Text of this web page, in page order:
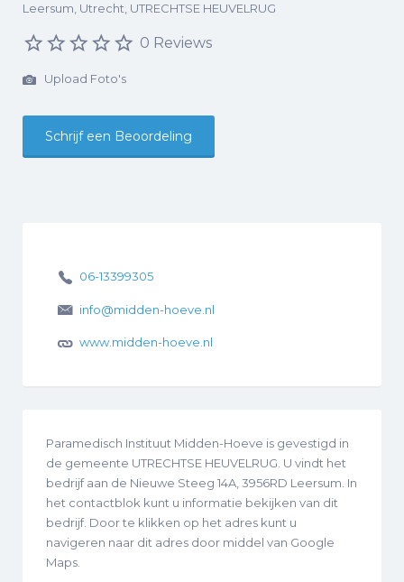
Leersum, Utrecht, UTRECHTSE HEUVELRUG
0 Reviews
Upload Foto's
Schrijf een Beoordeling
06-13399305
info@midden-hoeve.nl
www.midden-hoeve.nl
Paramedisch Instituut Midden-Hoeve is gevestigd in
de gemeente UTRECHTSE HEUVELRUG. U vindt het
bedrijf aan de Nieuwe Steeg 14A, 3956RD Leersum. In
het contactblok kunt u informatie bekijken van dit
bedrijf. Door te klikken op het adres kunt u
navigeren naar dit adres door middel van Google
Maps.